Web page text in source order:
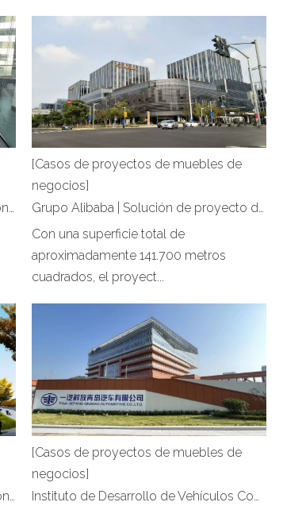
Pago saudí | Proyecto de oficina de Hongye Furniture
[Casos de proyectos de muebles de
negocios]
Grupo Alibaba | Solución de proyecto de oficina de Hongye Furniture
Con una superficie total de
aproximadamente 141.700 metros
cuadrados, el proyect...
Parque Industrial de Tecnología Electrónica Macwell | Proyecto de oficina de Hongye Furniture
[Casos de proyectos de muebles de
negocios]
Instituto de Desarrollo de Vehículos Comerciales FAW Jiefang (Qingdao) | Proyecto de oficina de Hongye Furniture